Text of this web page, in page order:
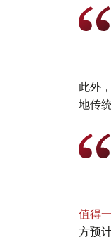
此外
地传
值得
方预